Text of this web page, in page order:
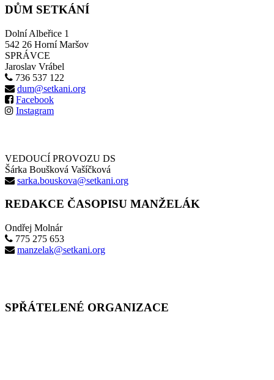
DŮM SETKÁNÍ
Dolní Albeřice 1
542 26 Horní Maršov
SPRÁVCE
Jaroslav Vrábel
736 537 122
dum@setkani.org
Facebook
Instagram
VEDOUCÍ PROVOZU DS
Šárka Boušková Vašíčková
sarka.bouskova@setkani.org
REDAKCE ČASOPISU MANŽELÁK
Ondřej Molnár
775 275 653
manzelak@setkani.org
SPŘÁTELENÉ ORGANIZACE